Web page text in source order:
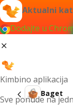
Aktualni
Dodajte u
Kimbino aplikacija
Sve ponude na
Baget